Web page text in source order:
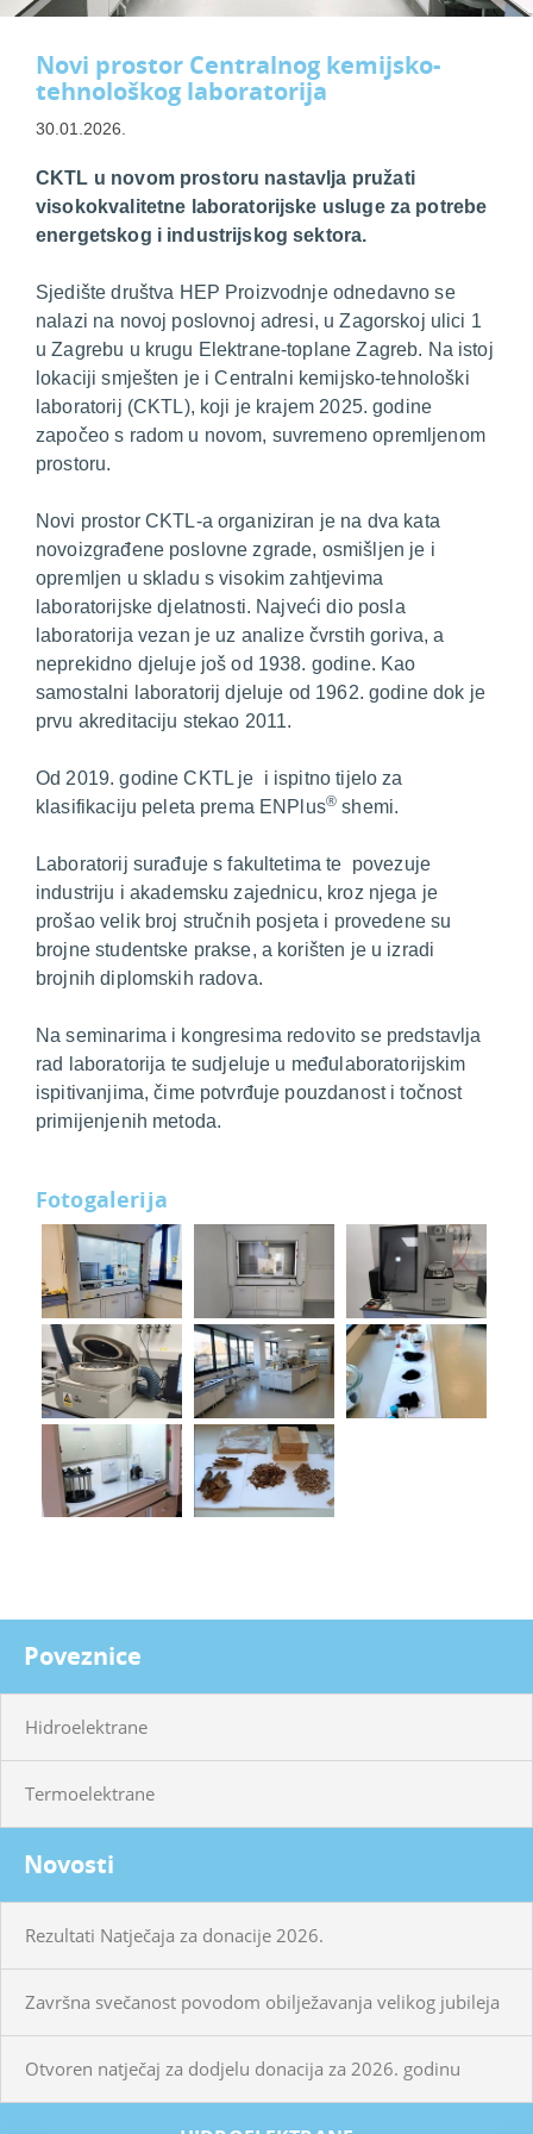
Novi prostor Centralnog kemijsko-
tehnološkog laboratorija
30.01.2026.
CKTL u novom prostoru nastavlja pružati
visokokvalitetne laboratorijske usluge za potrebe
energetskog i industrijskog sektora.
Sjedište društva HEP Proizvodnje odnedavno se
nalazi na novoj poslovnoj adresi, u Zagorskoj ulici 1
u Zagrebu u krugu Elektrane-toplane Zagreb. Na istoj
lokaciji smješten je i Centralni kemijsko-tehnološki
laboratorij (CKTL), koji je krajem 2025. godine
započeo s radom u novom, suvremeno opremljenom
prostoru.
Novi prostor CKTL-a organiziran je na dva kata
novoizgrađene poslovne zgrade, osmišljen je i
opremljen u skladu s visokim zahtjevima
laboratorijske djelatnosti. Najveći dio posla
laboratorija vezan je uz analize čvrstih goriva, a
neprekidno djeluje još od 1938. godine. Kao
samostalni laboratorij djeluje od 1962. godine dok je
prvu akreditaciju stekao 2011.
Od 2019. godine CKTL je i ispitno tijelo za
klasifikaciju peleta prema ENPlus® shemi.
Laboratorij surađuje s fakultetima te povezuje
industriju i akademsku zajednicu, kroz njega je
prošao velik broj stručnih posjeta i provedene su
brojne studentske prakse, a korišten je u izradi
brojnih diplomskih radova.
Na seminarima i kongresima redovito se predstavlja
rad laboratorija te sudjeluje u međulaboratorijskim
ispitivanjima, čime potvrđuje pouzdanost i točnost
primijenjenih metoda.
Fotogalerija
Poveznice
Hidroelektrane
Termoelektrane
Novosti
Rezultati Natječaja za donacije 2026.
Završna svečanost povodom obilježavanja velikog jubileja
Otvoren natječaj za dodjelu donacija za 2026. godinu